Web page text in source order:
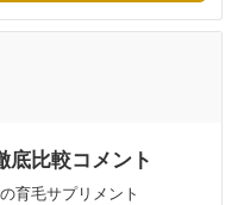
育毛サプリメント